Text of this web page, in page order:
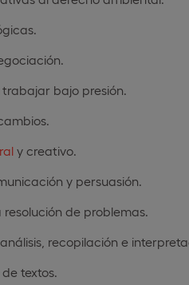
bajo presión.
y creativo.
y persuasión.
de problemas.
recopilación e
textos.